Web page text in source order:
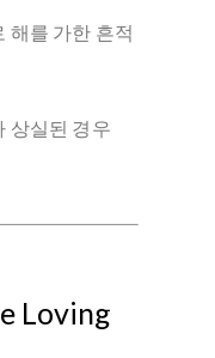
해를 가한 흔적
상실된 경우
Loving